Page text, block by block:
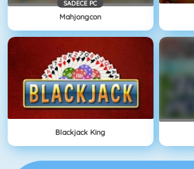
SADECE PC
Mahjongcon
Blackjack King